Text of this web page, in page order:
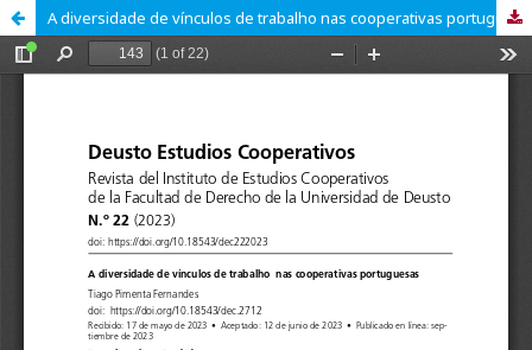
A diversidade de vínculos de trabalho nas cooperativas portuguesas